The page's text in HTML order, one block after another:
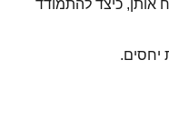
אותן, כיצד להתמודד
יחסים.